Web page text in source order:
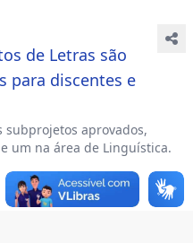
de Letras são
para discentes e
subprojetos aprovados,
um na área de Linguística.